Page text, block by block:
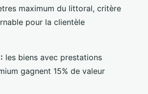
maximum du littoral, critère
pour la clientèle
les biens avec prestations
gagnent 15% de valeur